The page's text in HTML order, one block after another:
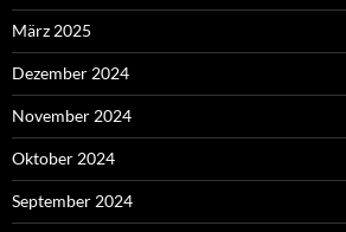
März 2025
Dezember 2024
November 2024
Oktober 2024
September 2024